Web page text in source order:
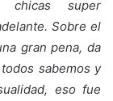
super
Sobre el
gran pena, da
sabemos y
eso fue